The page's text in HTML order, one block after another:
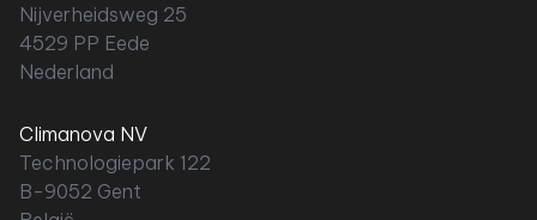
Nijverheidsweg 25
4529 PP Eede
Nederland
Climanova NV
Technologiepark 122
B-9052 Gent